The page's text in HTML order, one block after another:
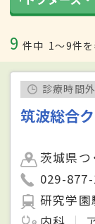
9 件中 1〜9件
診療時間外
筑波総合
茨城県つ
029-
研究学園